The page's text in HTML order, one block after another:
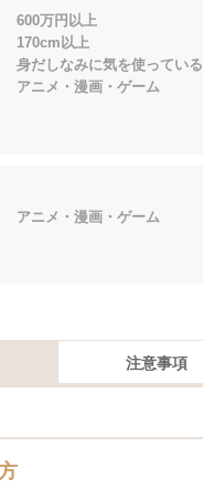
600万円以上
170cm以上
身だしなみに気を使っている
アニメ・漫画・ゲーム
アニメ・漫画・ゲーム
注意事項